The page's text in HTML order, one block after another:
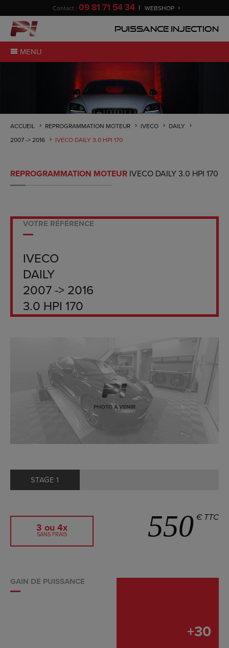
Contact : 09 81 71 54 34 WEBSHOP
Puissance Injection
MENU
ACCUEIL REPROGRAMMATION MOTEUR IVECO
DAILY
2007 -> 2016
IVECO DAILY 3.0 HPI 170
REPROGRAMMATION MOTEUR IVECO DAILY 3.0 HPI 170
VOTRE RÉFÉRENCE
IVECO
DAILY
2007 -> 2016
3.0 HPI 170
STAGE 1
3 ou 4x
SANS FRAIS 550 € TTC
GAIN DE PUISSANCE
+30